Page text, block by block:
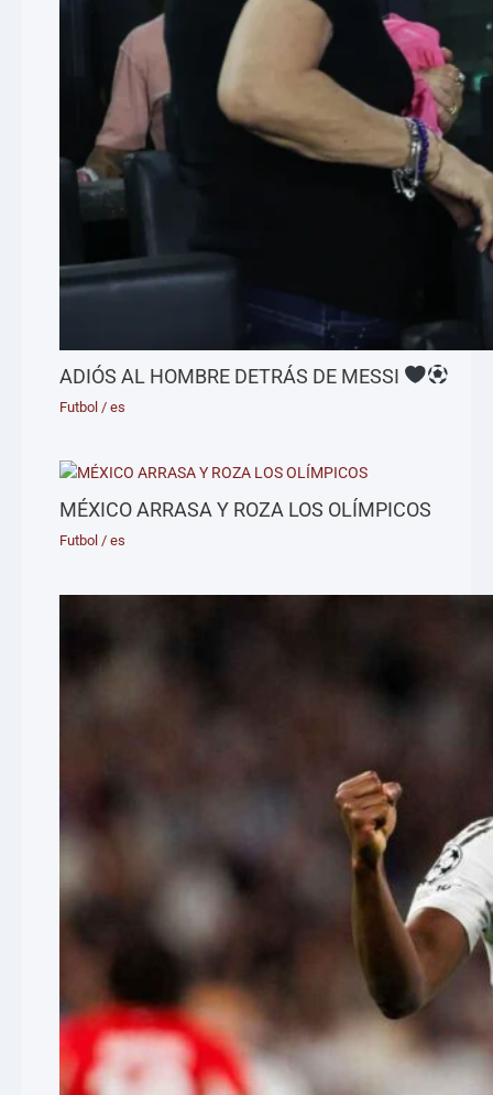
ADIÓS AL HOMBRE DETRÁS DE MESSI
Futbol /es
MÉXICO ARRASA Y ROZA LOS OLÍMPICOS
Futbol /es